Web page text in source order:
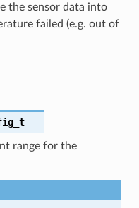
the sensor data into
failed (e.g. out of
range for the